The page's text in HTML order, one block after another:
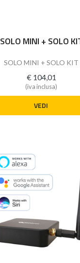
SOLO MINI + SOLO
SOLO MINI + SOLO KIT
€ 104,01
(iva inclusa)
VEDI